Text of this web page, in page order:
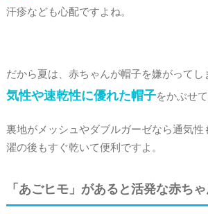
汗疹なども心配ですよね。
だから夏は、赤ちゃんが帽子を嫌がってし
気性や速乾性に優れた帽子をかぶせ
裏地がメッシュやダブルガーゼなら通気
濯の後もすぐ乾いて便利ですよ。
「あごヒモ」があると活発な赤ち